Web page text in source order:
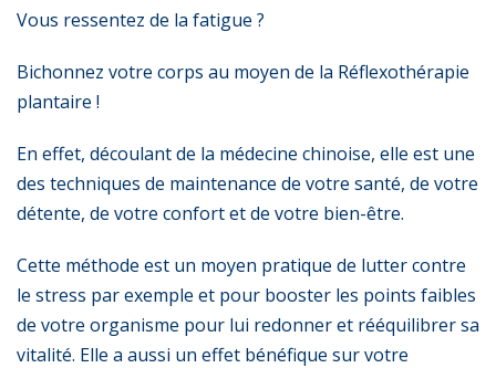
Vous ressentez de la fatigue ?
Bichonnez votre corps au moyen de la Réflexothérapie
plantaire !
En effet, découlant de la médecine chinoise, elle est une
des techniques de maintenance de votre santé, de votre
détente, de votre confort et de votre bien-être.
Cette méthode est un moyen pratique de lutter contre
le stress par exemple et pour booster les points faibles
de votre organisme pour lui redonner et rééquilibrer sa
vitalité. Elle a aussi un effet bénéfique sur votre